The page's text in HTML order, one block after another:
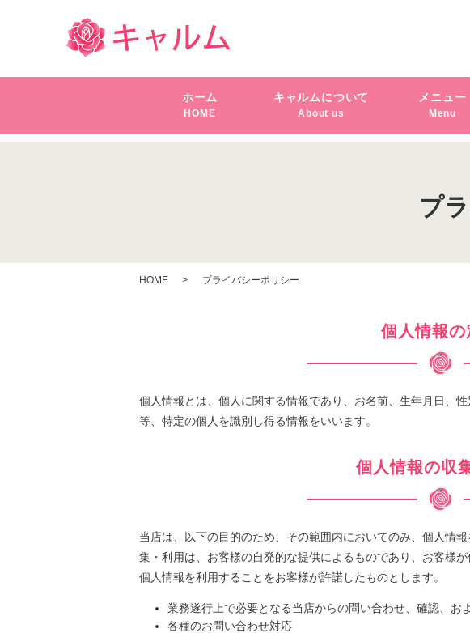
ホーム
HOME
キャルムについて
About us
メニュー
Menu
プ
HOME プライバシーポリシー
個人情報の
個人情報とは、個人に関する情報であり、お名前、生年月日、
等、特定の個人を識別し得る情報をいいます。
個人情報の収
当店は、以下の目的のため、その範囲内においてのみ、個人情
集・利用は、お客様の自発的な提供によるものであり、お客様
個人情報を利用することをお客様が許諾したものとします。
業務遂行上で必要となる当店からの問い合わせ、確認、お
各種のお問い合わせ対応